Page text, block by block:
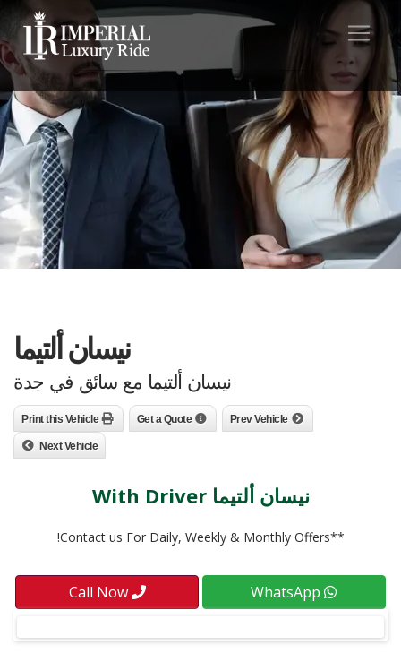
نيسان ألتيما
نيسان ألتيما مع سائق في جدة
Prev Vehicle
Get a Quote
Print this Vehicle
Next Vehicle
نيسان ألتيما With Driver
**Contact us For Daily, Weekly & Monthly Offers!
WhatsApp
Call Now